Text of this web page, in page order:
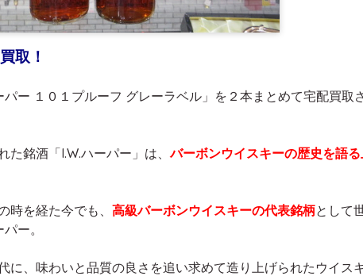
取！
ー １０１プルーフ グレーラベル」を２本まとめて宅配買取
た銘酒「I.W.ハーパー」は、バーボンウイスキーの歴史を語
時を経た今でも、 高級バーボンウイスキーの代表銘柄として
ー。
に、味わいと品質の良さを追い求めて造り上げられたウイス